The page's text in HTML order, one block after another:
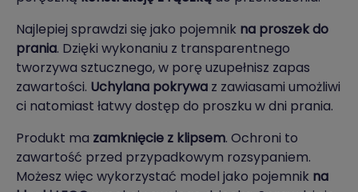
Najlepiej sprawdzi się jako pojemnik na proszek do
prania. Dzięki wykonaniu z transparentnego
tworzywa sztucznego, w porę uzupełnisz zapas
zawartości. Uchylana pokrywa z zawiasami umożliwi
ci natomiast łatwy dostęp do proszku w dni prania.
Produkt ma zamknięcie z klipsem. Ochroni to
zawartość przed przypadkowym rozsypaniem.
Możesz więc wykorzystać model jako pojemnik na